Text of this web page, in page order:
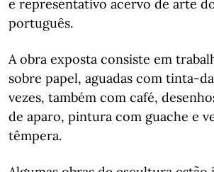
e representativo acervo de arte
português.
A obra exposta consiste em
sobre papel, aguadas com tinta-
vezes, também com café,
de aparo, pintura com guache e
têmpera.